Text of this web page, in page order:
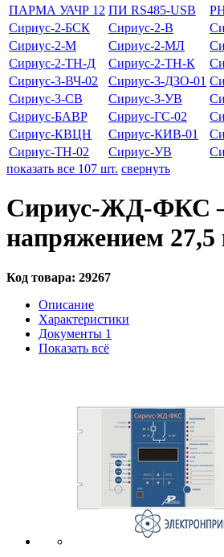
ПАРМА УАЧР 12 ПИ RS485-USB
Сириус-2-БСК
Сириус-2-В
Сириус-2-М
Сириус-2-МЛ
Сириус-2-ТН-Д
Сириус-2-ТН-К
Сириус-3-ВЧ-02
Сириус-3-ДЗО-01
Сириус-3-СВ
Сириус-3-УВ
Сириус-БАВР
Сириус-ГС-02
Сириус-КВЦН
Сириус-КИВ-01
Сириус-ТН-02
Сириус-УВ
показать все 107 шт. свернуть
Сириус-ЖД-ФКС —
напряжением 27,5
Код товара: 29267
Описание
Характеристики
Документы 1
Показать всё